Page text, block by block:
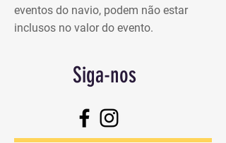
eventos do navio, podem não estar
inclusos no valor do evento.
Siga-nos